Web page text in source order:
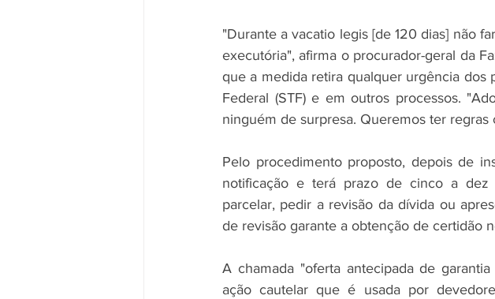
"Durante a vacatio legis [de 120 dias] não
executória", afirma o procurador-geral da
que a medida retira qualquer urgência dos
Federal (STF) e em outros processos.
ninguém de surpresa. Queremos ter regras
Pelo procedimento proposto, depois de
notificação e terá prazo de cinco a dez
parcelar, pedir a revisão da dívida ou
de revisão garante a obtenção de certidão
A chamada "oferta antecipada de
ação cautelar que é usada por